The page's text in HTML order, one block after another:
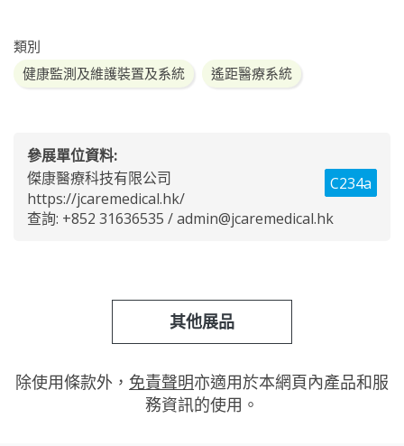
類別
健康監測及維護裝置及系統
遙距醫療系統
參展單位資料:
C234a
傑康醫療科技有限公司
https://jcaremedical.hk/
查詢: +852 31636535 /admin@jcaremedical.hk
其他展品
除使用條款外， 免責聲明亦適用於本網頁內產品和服
務資訊的使用。